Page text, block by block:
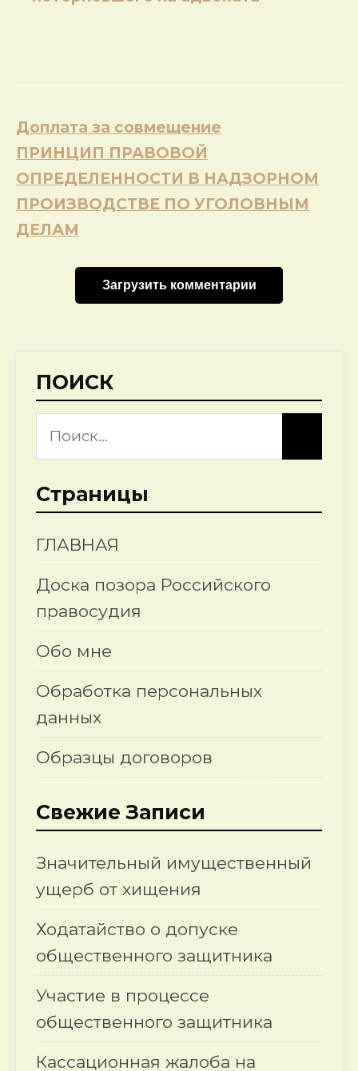
Навигация
по
записям
Доплата за совмещение
ПРИНЦИП ПРАВОВОЙ
ОПРЕДЕЛЕННОСТИ В НАДЗОРНОМ
ПРОИЗВОДСТВЕ ПО УГОЛОВНЫМ
ДЕЛАМ
Загрузить комментарии
ПОИСК
Страницы
ГЛАВНАЯ
Доска позора Российского
правосудия
Обо мне
Обработка персональных
данных
Образцы договоров
Свежие Записи
Значительный имущественный
ущерб от хищения
Ходатайство о допуске
общественного защитника
Участие в процессе
общественного защитника
Кассационная жалоба на